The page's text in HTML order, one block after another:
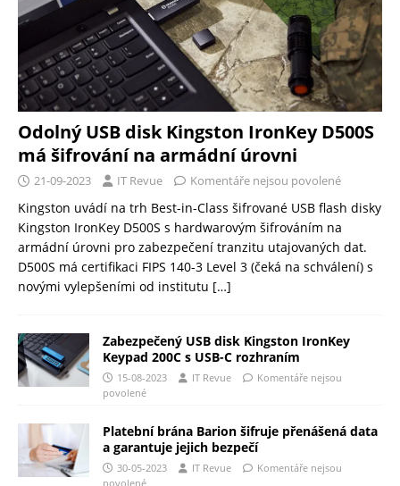
Odolný USB disk Kingston IronKey D500S
má šifrování na armádní úrovni
21-09-2023 IT Revue Komentáře nejsou povolené
Kingston uvádí na trh Best-in-Class šifrované USB flash disky
Kingston IronKey D500S s hardwarovým šifrováním na
armádní úrovni pro zabezpečení tranzitu utajovaných dat.
D500S má certifikaci FIPS 140-3 Level 3 (čeká na schválení) s
novými vylepšeními od institutu […]
Zabezpečený USB disk Kingston IronKey
Keypad 200C s USB-C rozhraním
15-08-2023 IT Revue
Komentáře nejsou
povolené
Platební brána Barion šifruje přenášená data
a garantuje jejich bezpečí
30-05-2023 IT Revue
Komentáře nejsou
povolené